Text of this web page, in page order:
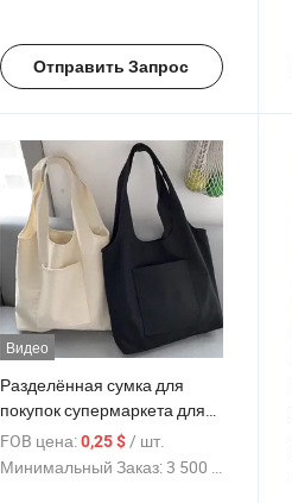
Отправить Запрос
Видео
Разделённая сумка для
покупок супермаркета для
фруктов и овощей из хлопка,
ручная холщевая сумка
FOB цена: 0,25 $ / шт.
Минимальный Заказ:3 500 Куски